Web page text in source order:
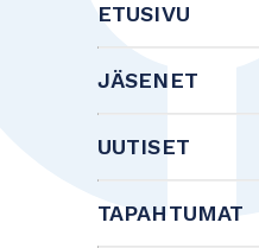
ETUSIVU
JÄSENET
UUTISET
TAPAHTUMAT